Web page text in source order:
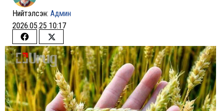
Нийтэлсэн: Админ
2026.05.25 10:17
Share
on
Facebook
Share
on
Twitter